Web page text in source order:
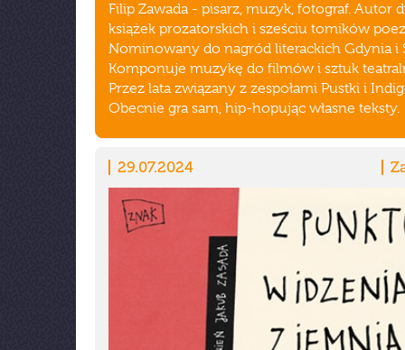
Filip Zawada - pisarz, muzyk, fotograf. Autor
książek prozatorskich i sześciu tomików
Nominowany do nagród literackich Gdynia i
Komponuje muzykę do filmów i sztuk
Przez lata związany z zespołami Pustki i
Obecnie gra sam, hip-hopując własne teksty.
29.07.2024